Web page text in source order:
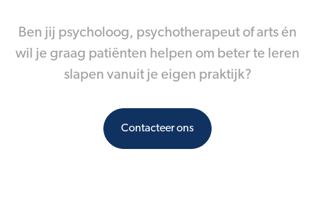
Ben jij psycholoog, psychotherapeut of arts én
wil je graag patiënten helpen om beter te leren
slapen vanuit je eigen praktijk?
Contacteer ons